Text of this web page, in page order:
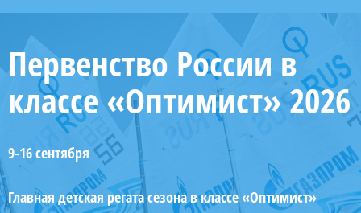
Первенство России в
классе «Оптимист» 2026
9-16 сентября
Главная детская регата сезона в классе «Оптимист»